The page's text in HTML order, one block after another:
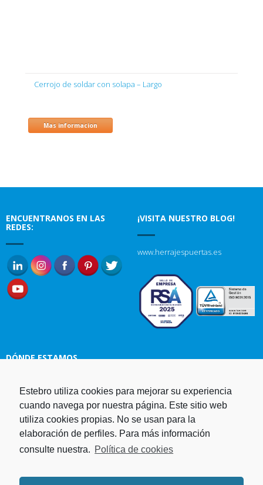
Cerrojo de soldar con solapa – Largo
Mas informacion
ENCUENTRANOS EN LAS
REDES:
¡VISITA NUESTRO BLOG!
www.herrajespuertas.es
DÓNDE ESTAMOS
Estampaciones EBRO, S.L.
Polg. Ind. Malpica-Alfindén C/H
naves 10, 12, 14 y 5 50171 La
Puebla de Alfindén Zaragoza,
España
Fax. +34 976 108 058
Política de privacidad
Estebro utiliza cookies para mejorar su experiencia
cuando navega por nuestra página. Este sitio web
utiliza cookies propias. No se usan para la
elaboración de perfiles. Para más información
consulte nuestra. Política de cookies